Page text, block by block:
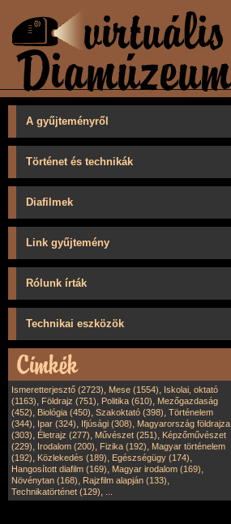
A gyűjteményről
Történet és technikák
Diafilmek
Link gyűjtemény
Rólunk írták
Technikai eszközök
Ismeretterjesztő (2723), Mese (1554), Iskolai, oktató
(1163), Földrajz (751), Politika (610), Mezőgazdaság
(452), Biológia (450), Szakoktató (398), Történelem
(344), Ipar (324), Ifjúsági (308), Magyarország földrajza
(303), Életrajz (277), Művészet (251), Képzőművészet
(229), Irodalom (200), Fizika (192), Magyar történelem
(192), Közlekedés (189), Egészségügy (174),
Hangosított diafilm (169), Magyar irodalom (169),
Növénytan (168), Rajzfilm alapján (133),
Technikatörténet (129),